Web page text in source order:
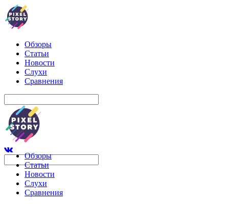
Обзоры
Статьи
Новости
Слухи
Сравнения
Обзоры
Статьи
Новости
Слухи
Сравнения